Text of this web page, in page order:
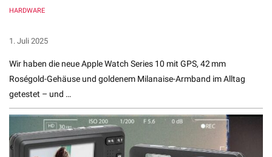
HARDWARE
1. Juli 2025
Wir haben die neue Apple Watch Series 10 mit GPS, 42 mm
Roségold-Gehäuse und goldenem Milanaise-Armband im Alltag
getestet – und …